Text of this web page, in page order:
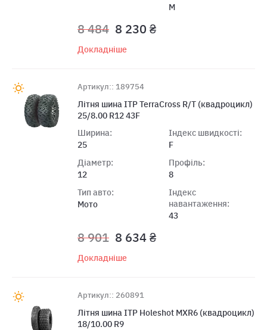
M
8 484 8 230 ₴
Докладніше
Артикул:: 189754
Лiтня шина ITP TerraCross R/T (квaдроцикл)
25/8.00 R12 43F
Ширина:
25
Діаметр:
12
Тип авто:
Мото
Індекс швидкості:
F
Профіль:
8
Індекс
навантаження:
43
8 901 8 634 ₴
Докладніше
Артикул:: 260891
Літня шина ITP Holeshot MXR6 (квадроцикл)
18/10.00 R9